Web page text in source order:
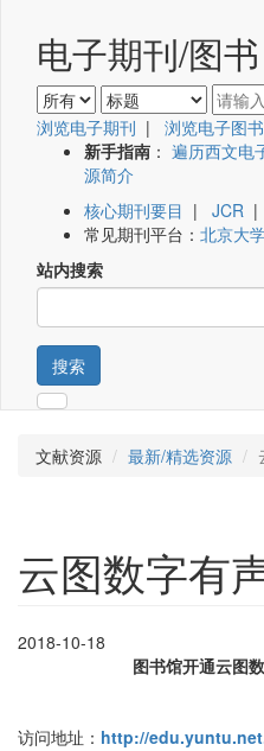
电子期刊/图书
浏览电子期刊 | 浏览电子图书
新手指南 ： 遍历西文电
源简介
核心期刊要目 | JCR |
常见期刊平台： 北京大
站内搜索
搜索
文献资源 最新/精选资源
云图数字有
2018-10-18
图书馆开通云图
访问地址： http://